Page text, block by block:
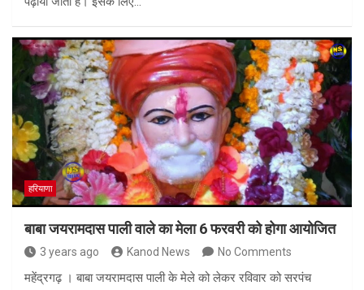
हरियाणा
बाबा जयरामदास पाली वाले का मेला 6 फरवरी को होगा आयोजित
3 years ago Kanod News No Comments
महेंद्रगढ़ । बाबा जयरामदास पाली के मेले को लेकर रविवार को सरपंच